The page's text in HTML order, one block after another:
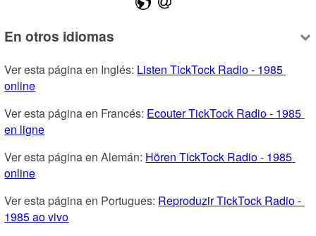
En otros idiomas
Ver esta página en Inglés: Listen TickTock Radio - 1985
online
Ver esta página en Francés: Ecouter TickTock Radio - 1985
en ligne
Ver esta página en Alemán: Hören TickTock Radio - 1985
online
Ver esta página en Portugues: Reproduzir TickTock Radio -
1985 ao vivo